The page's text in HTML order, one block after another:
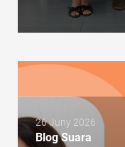
26 Juny 2026
Blog Suara